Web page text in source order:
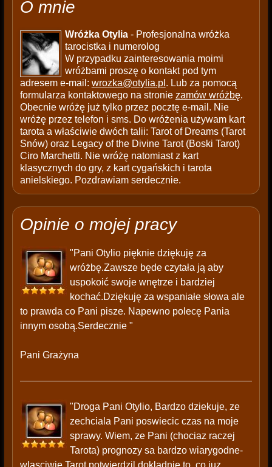
O mnie
Wróżka Otylia- Profesjonalna wróżka
tarocistka i numerolog
W przypadku zainteresowania moimi
wróżbami proszę o kontakt pod tym
adresem e-mail: wrozka@otylia.pl . Lub za pomocą
formularza kontaktowego na stronie zamów wróżbę.
Obecnie wróżę już tylko przez pocztę e-mail. Nie
wróżę przez telefon i sms. Do wróżenia używam kart
tarota a właściwie dwóch talii: Tarot of Dreams (Tarot
Snów) oraz Legacy of the Divine Tarot (Boski Tarot)
Ciro Marchetti. Nie wróżę natomiast z kart
klasycznych do gry, z kart cygańskich i tarota
anielskiego. Pozdrawiam serdecznie.
Opinie o mojej pracy
"Pani Otylio pięknie dziękuję za
wróżbę.Zawsze będe czytała ją aby
uspokoić swoje wnętrze i bardziej
kochać.Dziękuję za wspaniałe słowa ale
to prawda co Pani pisze. Napewno polecę Pania
innym osobą.Serdecznie "
Pani Grażyna
"Droga Pani Otylio, Bardzo dziekuje, ze
zechciala Pani poswiecic czas na moje
sprawy. Wiem, ze Pani (chociaz raczej
Tarota) prognozy sa bardzo wiarygodne-
wlasciwie Tarot potwierdzil dokladnie to, co juz